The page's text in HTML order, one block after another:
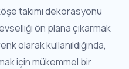
takımı dekorasyonu
ön plana çıkarmak
olarak kullanıldığında,
için mükemmel bir